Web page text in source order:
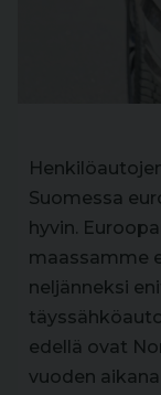
Suomessa
hyvin.
maassamme
neljänneksi
edellä ovat
vuoden